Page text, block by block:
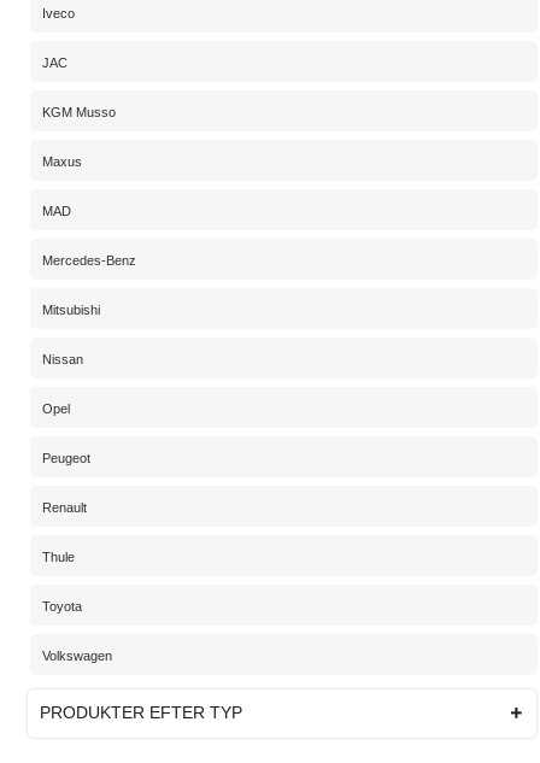
Iveco
JAC
KGM Musso
Maxus
MAD
Mercedes-Benz
Mitsubishi
Nissan
Opel
Peugeot
Renault
Thule
Toyota
Volkswagen
PRODUKTER EFTER TYP